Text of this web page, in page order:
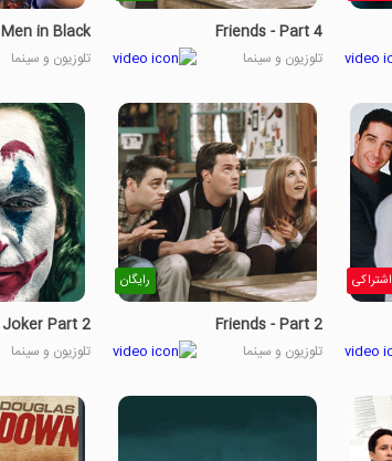
Friends - Part 4
تلوزیون و سینما
Men in Black
تلوزیون و سینما
اشتراکی رایگان
Friends - Part 2
تلوزیون و سینما
Joker Part 2
تلوزیون و سینما